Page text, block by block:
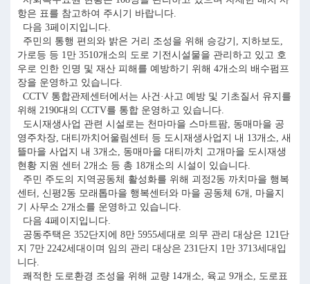
항은 표를 참고하여 주시기 바랍니다.
다음 3페이지입니다.
주민의 통행 편의와 밝은 거리 조성을 위해 승강기, 지하보도,
가로등 등 1만 3510개소의 도로 기전시설물을 관리하고 있고 호
우로 인한 인명 및 재산 피해를 예방하기 위해 4개소의 배수펌프
장을 운영하고 있습니다.
CCTV 통합관제센터에서는 사건·사고 예방 및 기초질서 유지를
위해 2190대의 CCTV를 통합 운영하고 있습니다.
도시재생사업 관련 시설로는 천마마을 스마트팜, 동매마을 공
영주차장, 대티까치어울림센터 등 도시재생사업지 내 13개소, 새
뜰마을 사업지 내 3개소, 동매마을 대티까치 고개마을 도시재생
현황 지원 센터 2개소 등 총 18개소의 시설이 있습니다.
주민 주도의 지역공동체 활성화를 위해 괴정2동 까치마을 행복
센터, 신평2동 모래톱마을 행복센터와 마을 공동체 6개, 마을지
기 사무소 2개소를 운영하고 있습니다.
다음 4페이지입니다.
공동주택은 352단지에 8만 5955세대로 의무 관리 대상은 121단
지 7만 2242세대이며 임의 관리 대상은 231단지 1만 3713세대입
니다.
쾌적한 도로환경 조성을 위해 교량 14개소, 육교 9개소, 도로표